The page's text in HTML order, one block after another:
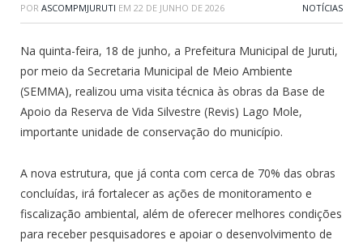
POR ASCOMPMJURUTI EM 22 DE JUNHO DE 2026 NOTÍCIAS
Na quinta-feira, 18 de junho, a Prefeitura Municipal de Juruti,
por meio da Secretaria Municipal de Meio Ambiente
(SEMMA), realizou uma visita técnica às obras da Base de
Apoio da Reserva de Vida Silvestre (Revis) Lago Mole,
importante unidade de conservação do município.
A nova estrutura, que já conta com cerca de 70% das obras
concluídas, irá fortalecer as ações de monitoramento e
fiscalização ambiental, além de oferecer melhores condições
para receber pesquisadores e apoiar o desenvolvimento de